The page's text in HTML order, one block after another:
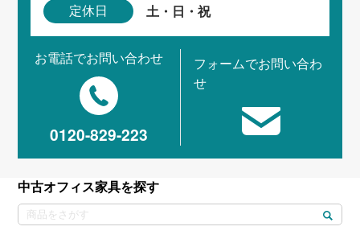
定休日 土・日・祝
お電話でお問い合わせ
0120-829-223
フォームでお問い合わ
せ
中古オフィス家具を探す